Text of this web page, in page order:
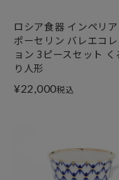
ロシア食器 インペリア
ポーセリン バレエコ
ョン 3ピースセット く
り人形
¥22,000税込